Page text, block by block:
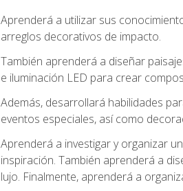
Aprenderá a utilizar sus
arreglos decorativos de impacto.
También aprenderá a diseñar
e iluminación LED para crear
Además, desarrollará habilidades
eventos especiales, así como
Aprenderá a investigar y organizar
inspiración. También aprenderá a
lujo. Finalmente, aprenderá a